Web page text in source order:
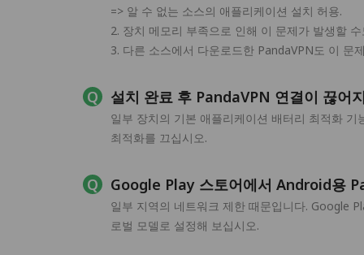
=> 알 수 없는 소스의 애플리케이션 설치 허용.
2. 장치 메모리 부족으로 인해 이 문제가 발생할
3. 다른 소스에서 다운로드한 PandaVPN도 이 문
설치 완료 후 PandaVPN 연결이 끊어
일부 장치의 기본 애플리케이션 배터리 최적화
최적화를 끄십시오.
Google Play 스토어에서 Android용
일부 지역의 네트워크 제한 때문입니다. Google
로벌 모델로 설정해 보십시오.